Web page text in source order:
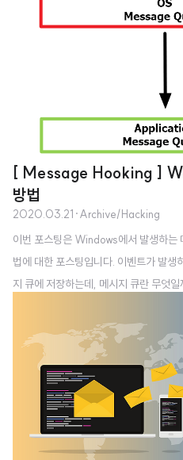
[ Message Hooking ]
방법
2020.03.21 ·Archive/Hacking
이번 포스팅은 Windows에서 발생하
법에 대한 포스팅입니다. 이벤트가 발생
지 큐에 저장하는데, 메시지 큐란 무
넣은 데이터가 먼저 나오는 FIFO 구조
되는 개념으로 Stack이 있죠. 스택은
FO 구조로 저장합니다. 메세지 큐란,
예를 들어 사용자가 마우스를 움직이
지인 WM_MOUSEMOVE가 메시지
력하는..